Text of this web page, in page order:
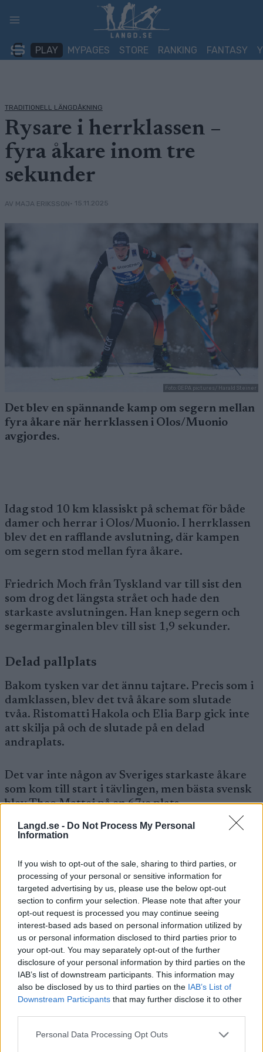
Langd.se - Do Not Process My Personal
Information
If you wish to opt-out of the sale, sharing to third parties, or
processing of your personal or sensitive information for
targeted advertising by us, please use the below opt-out
section to confirm your selection. Please note that after your
opt-out request is processed you may continue seeing
interest-based ads based on personal information utilized by
us or personal information disclosed to third parties prior to
your opt-out. You may separately opt-out of the further
disclosure of your personal information by third parties on the
IAB’s list of downstream participants. This information may
also be disclosed by us to third parties on the IAB’s List of
Downstream Participants that may further disclose it to other
Please note that this website/app uses one or more Google
Personal Data Processing Opt Outs
PLAY MYPAGES STORE RANKING FANTASY
TRADITIONELL LÄNGDÅKNING
Rysare i herrklassen –
fyra åkare inom tre
sekunder
AV MAJA ERIKSSON• 15.11.2025
Foto: GEPA pictures/ Harald Steiner
Det blev en spännande kamp om segern mellan
fyra åkare när herrklassen i Olos/Muonio
avgjordes.
Idag stod 10 km klassiskt på schemat för både
damer och herrar i Olos/Muonio. I herrklassen
blev det en rafflande avslutning, där kampen
om segern stod mellan fyra åkare.
Friedrich Moch från Tyskland var till sist den
som drog det längsta strået och hade den
starkaste avslutningen. Han knep segern och
segermarginalen blev till sist 1,9 sekunder.
Delad pallplats
Bakom tysken var det ännu tajtare. Precis som i
damklassen, blev det två åkare som slutade
tvåa. Ristomatti Hakola och Elia Barp gick inte
att skilja på och de slutade på en delad
andraplats.
Det var inte någon av Sveriges starkaste åkare
som kom till start i tävlingen, men bästa svensk
blev Theo Mattei på en 67:e plats.
Topp 5 herrar Olos/Muonio
1. Friedrich Moch, Tyskland, 26.54,4
2. Ristomatti Hakola, Finland, +1,9
2. Elia Barp, Italien, +1,9
4. Leevi Tarjanne, Finland, +2,5
5. Federico Pellegrino, Italien, +12,4
HÄRhittar du resultat.
Tävlingarna sänds påSC Play– som ingår i
medlemskapet på Langd.se. Imorgon står 10
km skejt på schemat.